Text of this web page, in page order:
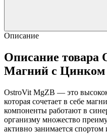
Описание
Описание товара
Магний с Цинком
OstroVit MgZB — это
которая сочетает в себе
компоненты работают в
организму множество
активно занимается